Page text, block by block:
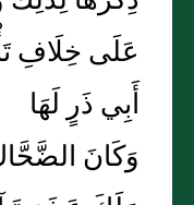
عَلَى خِلَافِ
أَبِي ذَرٍ لَهَا
وَكَانَ